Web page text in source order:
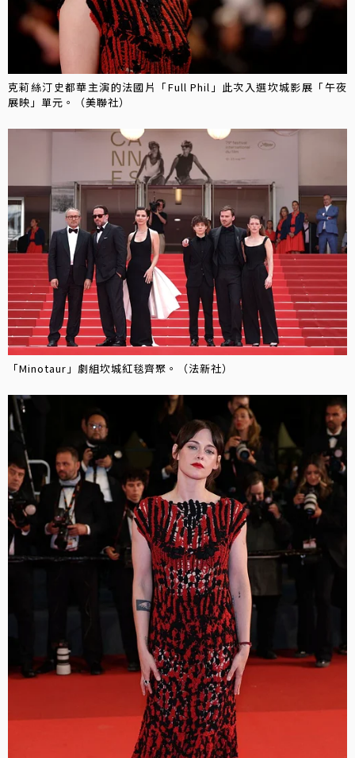
克莉絲汀史都華主演的法國片「Full Phil」此次入選坎城影展「午夜
展映」單元。（美聯社）
「Minotaur」劇組坎城紅毯齊聚。（法新社）